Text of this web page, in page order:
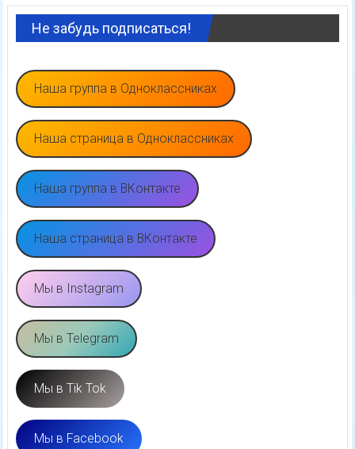
Не забудь подписаться!
Наша группа в Одноклассниках
Наша страница в Одноклассниках
Наша группа в ВКонтакте
Наша страница в ВКонтакте
Мы в Instagram
Мы в Telegram
Мы в Tik Tok
Мы в Facebook